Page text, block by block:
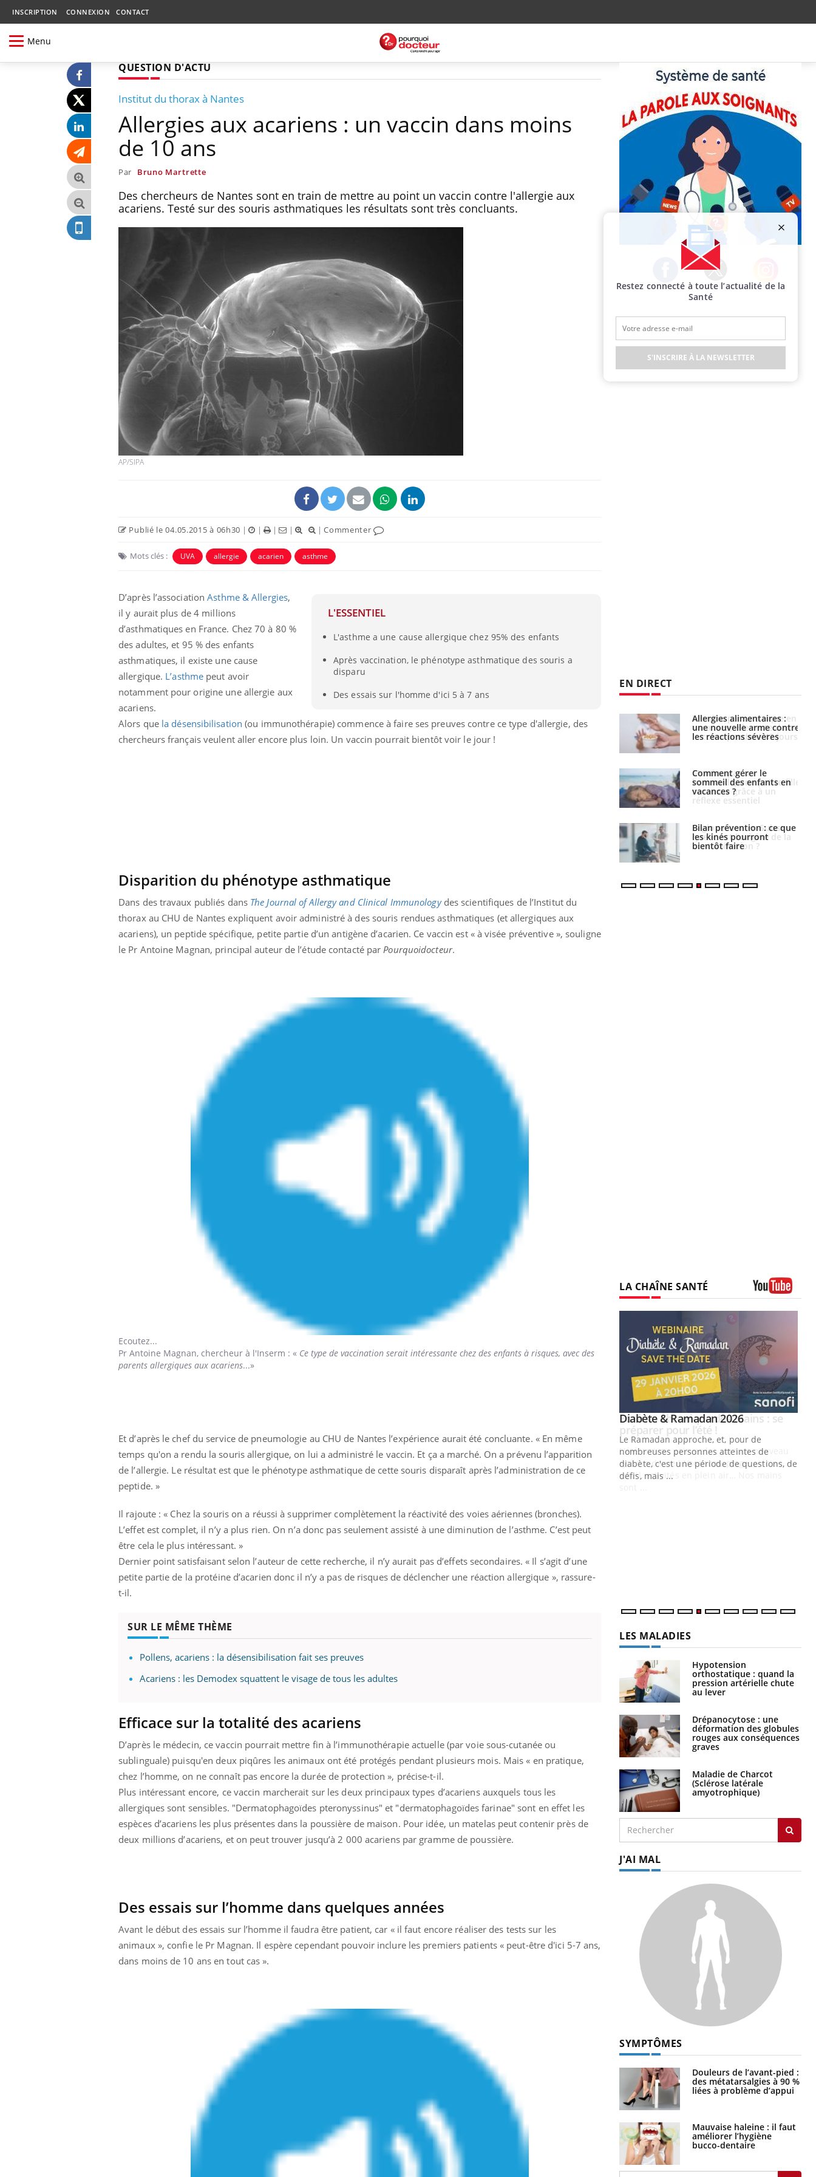
INSCRIPTION CONNEXION CONTACT
Menu
QUESTION D'ACTU
Institut du thorax à Nantes
Allergies aux acariens : un vaccin dans moins
de 10 ans
Par Bruno Martrette
Des chercheurs de Nantes sont en train de mettre au point un vaccin contre l'allergie aux
acariens. Testé sur des souris asthmatiques les résultats sont très concluants.
AP/SIPA
Publié le 04.05.2015 à 06h30 | | | | |Commenter
Mots clés : UVA allergie acarien asthme
L'ESSENTIEL
L'asthme a une cause allergique chez 95% des enfants
Après vaccination, le phénotype asthmatique des souris a
disparu
Des essais sur l'homme d'ici 5 à 7 ans
D’après l’associationAsthme & Allergies,
il y aurait plus de 4 millions
d’asthmatiques en France. Chez 70 à 80 %
des adultes, et 95 % des enfants
asthmatiques, il existe une cause
allergique. L’asthme peut avoir
notamment pour origine une allergie aux
acariens.
Alors que la désensibilisation (ou immunothérapie) commence à faire ses preuves contre ce type d'allergie, des
chercheurs français veulent aller encore plus loin. Un vaccin pourrait bientôt voir le jour !
Disparition du phénotype asthmatique
Dans des travaux publiés dans The Journal of Allergy and Clinical Immunologydes scientifiques de l’Institut du
thorax au CHU de Nantes expliquent avoir administré à des souris rendues asthmatiques (et allergiques aux
acariens), un peptide spécifique, petite partie d’un antigène d’acarien. Ce vaccin est « à visée préventive », souligne
le Pr Antoine Magnan, principal auteur de l’étude contacté par Pourquoidocteur.
Ecoutez...
Pr Antoine Magnan, chercheur à l'Inserm : « Ce type de vaccination serait intéressante chez des enfants à risques, avec des
parents allergiques aux acariens...»
Et d’après le chef du service de pneumologie au CHU de Nantes l’expérience aurait été concluante. « En même
temps qu'on a rendu la souris allergique, on lui a administré le vaccin. Et ça a marché. On a prévenu l’apparition
de l’allergie. Le résultat est que le phénotype asthmatique de cette souris disparaît après l’administration de ce
peptide. »
Il rajoute : « Chez la souris on a réussi à supprimer complètement la réactivité des voies aériennes (bronches).
L’effet est complet, il n’y a plus rien. On n’a donc pas seulement assisté à une diminution de l’asthme. C’est peut
être cela le plus intéressant. »
Dernier point satisfaisant selon l’auteur de cette recherche, il n’y aurait pas d’effets secondaires. « Il s’agit d’une
petite partie de la protéine d’acarien donc il n’y a pas de risques de déclencher une réaction allergique », rassure-
t-il.
SUR LE MÊME THÈME
Pollens, acariens : la désensibilisation fait ses preuves
Acariens : les Demodex squattent le visage de tous les adultes
Efficace sur la totalité des acariens
D’après le médecin, ce vaccin pourrait mettre fin à l’immunothérapie actuelle (par voie sous-cutanée ou
sublinguale) puisqu'en deux piqûres les animaux ont été protégés pendant plusieurs mois. Mais « en pratique,
chez l’homme, on ne connaît pas encore la durée de protection », précise-t-il.
Plus intéressant encore, ce vaccin marcherait sur les deux principaux types d’acariens auxquels tous les
allergiques sont sensibles. "Dermatophagoïdes pteronyssinus" et "dermatophagoïdes farinae" sont en effet les
espèces d’acariens les plus présentes dans la poussière de maison. Pour idée, un matelas peut contenir près de
deux millions d’acariens, et on peut trouver jusqu’à 2 000 acariens par gramme de poussière.
Des essais sur l’homme dans quelques années
Avant le début des essais sur l’homme il faudra être patient, car « il faut encore réaliser des tests sur les
animaux », confie le Pr Magnan. Il espère cependant pouvoir inclure les premiers patients « peut-être d'ici 5-7 ans,
dans moins de 10 ans en tout cas ».
Facebook Twitter Instagram
EN DIRECT
Pourquoi votre ventre
gâche-t-il les premiers
jours de vos vacances ?
Pourquoi manger moins
de protéines pourrait
finalement être bénéfique
Mordue par une tique en
vacances, elle reste dans
Allergies alimentaires :
une nouvelle arme contre
les réactions sévères
Comment gérer le
sommeil des enfants en
vacances ?
Bilan prévention : ce que
les kinés pourront
bientôt faire
LA CHAÎNE SANTÉ
Fatigue, irritabilité, brouillard mental ou
même alopécie… Les symptômes de la
carence en fer sont multiples ce qui la rend
En 2026, l'insuline dans le diabète de type 2
reste entourée d'idées reçues chez les
patients comme parfois chez les soignants.
L'été arrive… et avec lui, un tout nouveau
rythme de vie ! Vacances, plage, piscine,
soleil, activités en plein air… Nos mains
Youtube
Diabète & Ramadan 2026Youtube
Le Ramadan approche, et, pour de
nombreuses personnes atteintes de
diabète, c'est une période de questions, de
défis, mais ...
LES MALADIES
Hypotension
orthostatique : quand la
pression artérielle chute
au lever
Drépanocytose : une
déformation des globules
rouges aux conséquences
graves
Maladie de Charcot
(Sclérose latérale
amyotrophique)
J'AI MAL
SYMPTÔMES
Douleurs de l’avant-pied :
des métatarsalgies à 90 %
liées à problème d’appui
Mauvaise haleine : il faut
améliorer l’hygiène
bucco-dentaire
Restez connecté à toute l’actualité de la
Santé
S'INSCRIRE À LA NEWSLETTER